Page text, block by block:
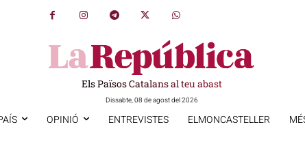
Els Països Catalans al teu abast
Dissabte, 08 de agost del 2026
OPINIÓ ENTREVISTES ELMONCASTELLER